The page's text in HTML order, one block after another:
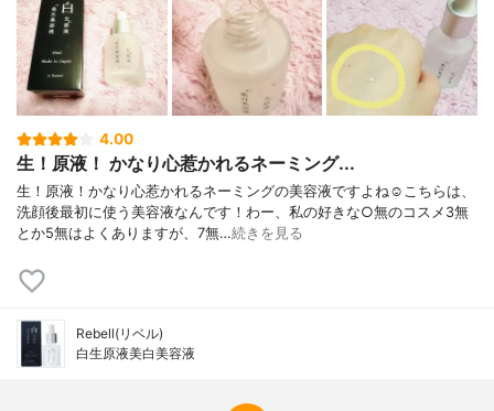
4.00
生！原液！ かなり心惹かれるネーミング...
生！原液！かなり心惹かれるネーミングの美容液ですよね☺️こちらは、
洗顔後最初に使う美容液なんです！わー、私の好きな○無のコスメ3無
とか5無はよくありますが、7無…続きを見る
Rebell(リベル)
白生原液美白美容液